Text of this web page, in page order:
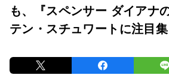
も、『スペンサー ダイアナ
テン・スチュワートに注目集